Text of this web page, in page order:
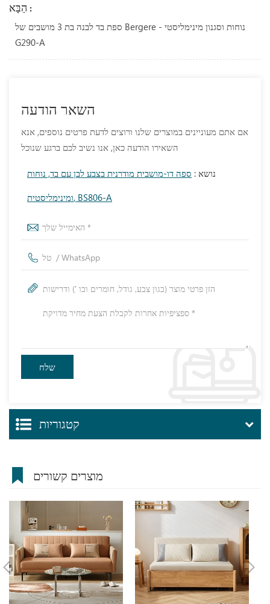
הַבָּא :
ספת בד לבנה בת 3 מושבים של Bergere - נוחות וסגנון מינימליסטי
G290-A
השאר הודעה
אם אתם מעוניינים במוצרים שלנו ורוצים לדעת פרטים נוספים, אנא
השאירו הודעה כאן, אנו נשיב לכם ברגע שנוכל
נושא : ספה דו-מושבית מודרנית בצבע לבן עם בד, נוחות
ומינימליסטית, BS806-A
קטגוריות
מוצרים קשורים